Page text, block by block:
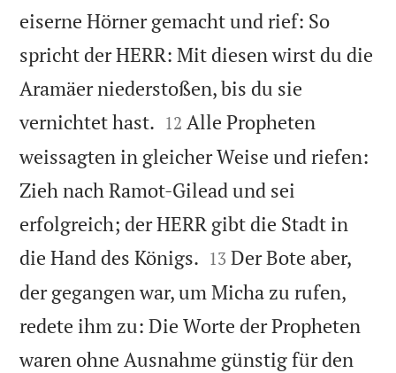
eiserne Hörner gemacht und rief: So
spricht der HERR: Mit diesen wirst du die
Aramäer niederstoßen, bis du sie
vernichtet hast. 

12 Alle Propheten
weissagten in gleicher Weise und riefen:
Zieh nach Ramot-Gilead und sei
erfolgreich; der HERR gibt die Stadt in
die Hand des Königs. 

13 Der Bote aber,
der gegangen war, um Micha zu rufen,
redete ihm zu: Die Worte der Propheten
waren ohne Ausnahme günstig für den